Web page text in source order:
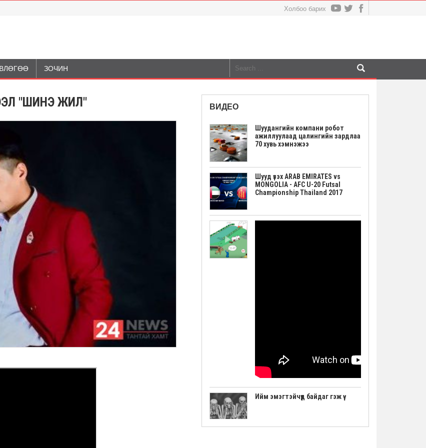
Холбоо барих
ЗОЧИН
ВИДЕО
Шуудангийн компани робот
ажиллуулаад цалингийн зардлаа
70 хувь хэмнэжээ
Шууд үзэх ARAB EMIRATES vs
MONGOLIA - AFC U-20 Futsal
Championship Thailand 2017
Ийм эмэгтэйчүүд байдаг гэж үү
"ШИНЭ ЖИЛ"